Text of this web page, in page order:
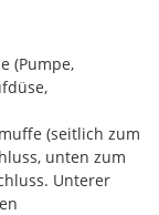
(Pumpe,
(seitlich zum
unten zum
Unterer